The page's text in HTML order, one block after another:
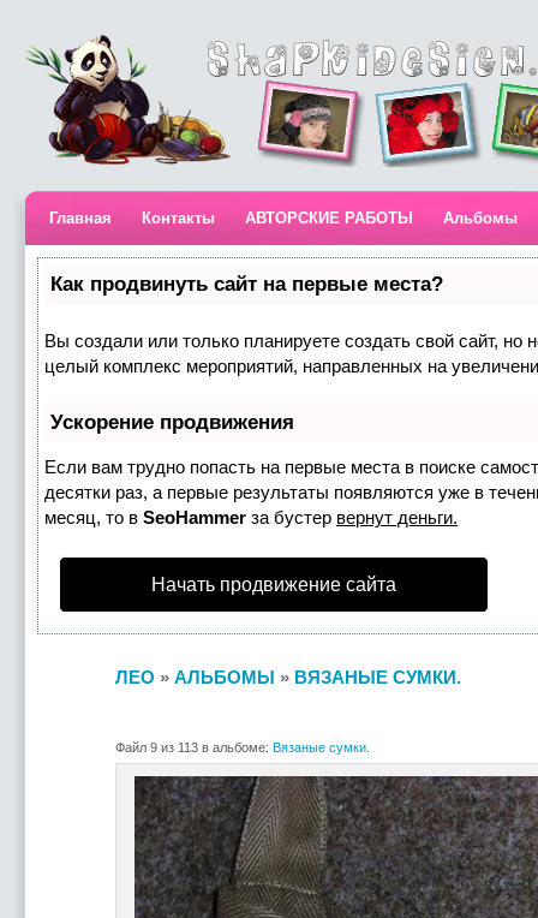
Главная Контакты АВТОРСКИЕ РАБОТЫ Альбомы
Как продвинуть сайт на первые места?
Вы создали или только планируете создать свой сайт, но
целый комплекс мероприятий, направленных на
Ускорение продвижения
Если вам трудно попасть на первые места в поиске
десятки раз, а первые результаты появляются уже в
месяц, то в SeoHammer за бустер вернут деньги.
Начать продвижение сайта
ЛЕО » АЛЬБОМЫ » ВЯЗАНЫЕ СУМКИ.
Файл 9 из 113 в альбоме: Вязаные сумки.